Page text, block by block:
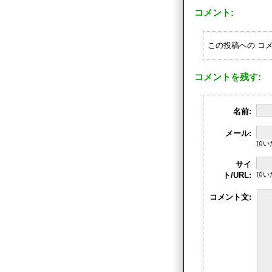
コメント:
この投稿への コ
コメントを残す:
名前:
メール:
頂い
サイ
ト/URL:
頂い
コメント文: